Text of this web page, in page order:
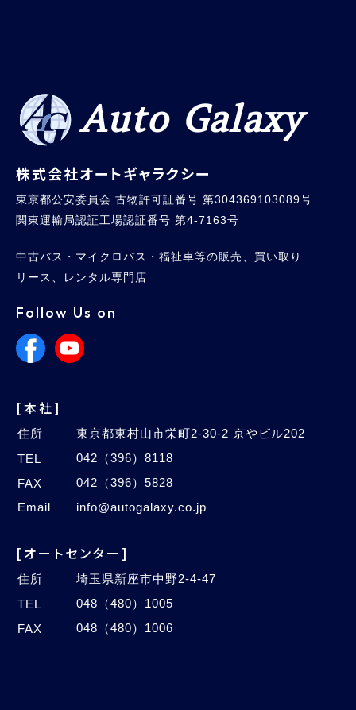
Auto Galaxy
株式会社オートギャラクシー
東京都公安委員会 古物許可証番号 第304369103089号
関東運輸局認証工場認証番号 第4-7163号
中古バス・マイクロバス・福祉車等の販売、買い取り
リース、レンタル専門店
Follow Us on
[本社]
住所
東京都東村山市栄町2-30-2 京やビル202
TEL
042（396）8118
FAX
042（396）5828
Email
info@autogalaxy.co.jp
[オートセンター]
住所
埼玉県新座市中野2-4-47
TEL
048（480）1005
FAX
048（480）1006